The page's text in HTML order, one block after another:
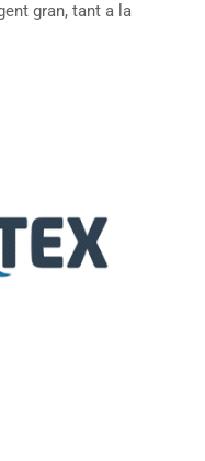
gran, tant a la